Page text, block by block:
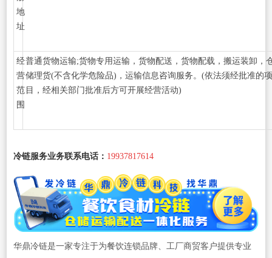
地
址
经
营
范
围
普通货物运输;货物专用运输，货物配送，货物配载，搬运装卸，
储理货(不含化学危险品)，运输信息咨询服务。(依法须经批准的
目，经相关部门批准后方可开展经营活动)
冷链服务业务联系电话： 19937817614
华鼎冷链是一家专注于为餐饮连锁品牌、工厂商贸客户提供专业